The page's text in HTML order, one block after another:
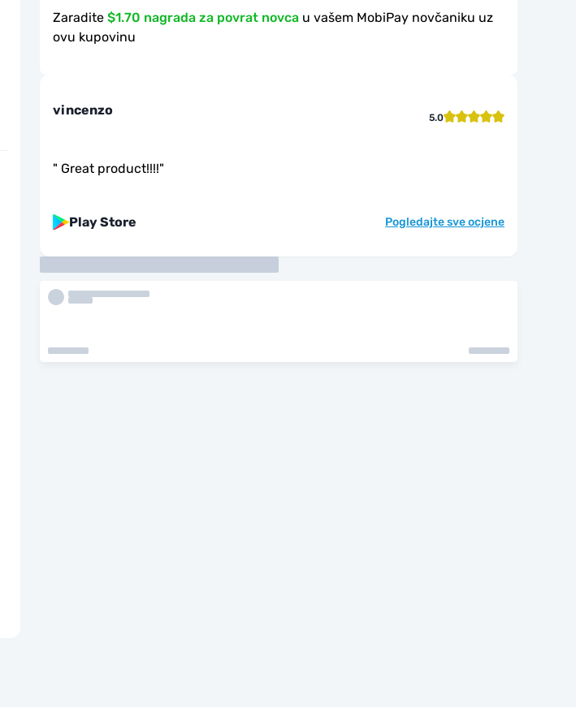
Zaradite $1.70 nagrada za povrat novca u vašem MobiPay novčaniku uz
ovu kupovinu
vincenzo 5.0
" Great product!!!!"
Play Store Pogledajte sve ocjene